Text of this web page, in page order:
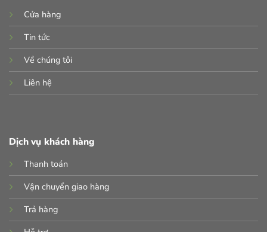
Cửa hàng
Tin tức
Về chúng tôi
Liên hệ
Dịch vụ khách hàng
Thanh toán
Vận chuyển giao hàng
Trả hàng